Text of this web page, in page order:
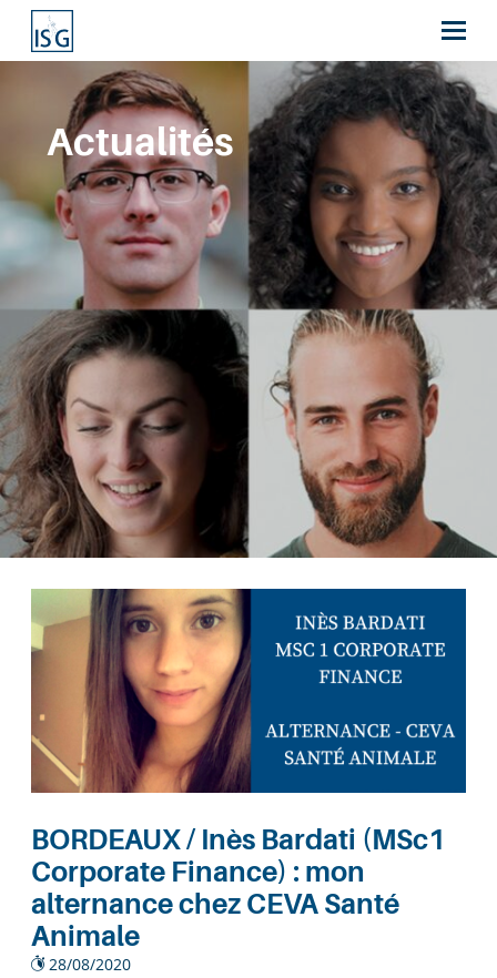
Actualités
BORDEAUX / Inès Bardati (MSc1
Corporate Finance) : mon
alternance chez CEVA Santé
Animale
28/08/2020